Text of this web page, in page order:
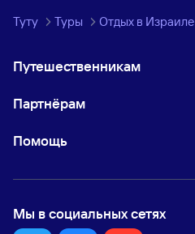
Туту Туры Отдых в Израиле
Путешественникам
Партнёрам
Помощь
Мы в социальных сетях